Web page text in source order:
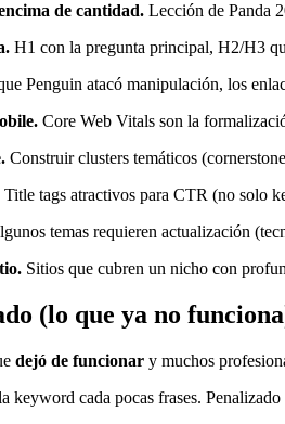
de cantidad. Lección de Panda
H1 con la pregunta principal, H2/H3
Penguin atacó manipulación, los
Core Web Vitals son la
Construir clusters temáticos
Title tags atractivos para CTR (no solo
temas requieren actualización
Sitios que cubren un nicho con
(lo que ya no
dejó de funcionar y muchos
keyword cada pocas frases.